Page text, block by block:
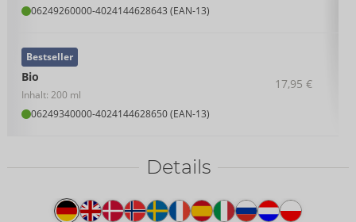
06249260000-4024144628643 (EAN-13)
Bio
Inhalt: 200 ml
06249340000-4024144628650 (EAN-13)
Bestseller
17,95 €
Details
Produkttext